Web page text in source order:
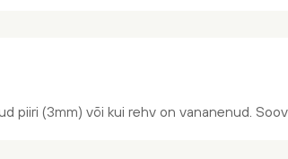
piiri (3mm) või kui rehv on vananenud.